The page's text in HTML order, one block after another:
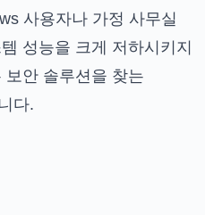
사용자나 가정 사무실
성능을 크게 저하시키지
보안 솔루션을 찾는
다.